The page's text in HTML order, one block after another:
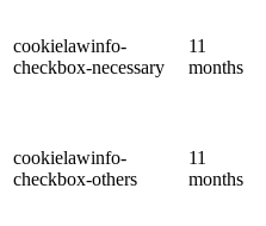
cookielawinfo-
checkbox-necessary
11
months
cookielawinfo-
checkbox-others
11
months